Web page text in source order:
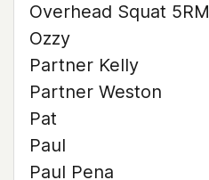
Overhead Squat 5RM
Ozzy
Partner Kelly
Partner Weston
Pat
Paul
Paul Pena